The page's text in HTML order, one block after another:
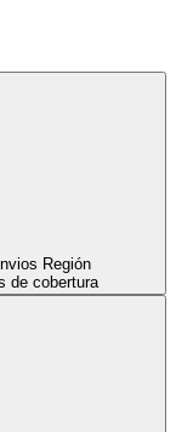
Región
de cobertura